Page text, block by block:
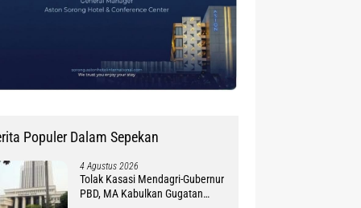
Populer Dalam Sepekan
4 Agustus 2026
Tolak Kasasi Mendagri-Gubernur
PBD, MA Kabulkan Gugatan